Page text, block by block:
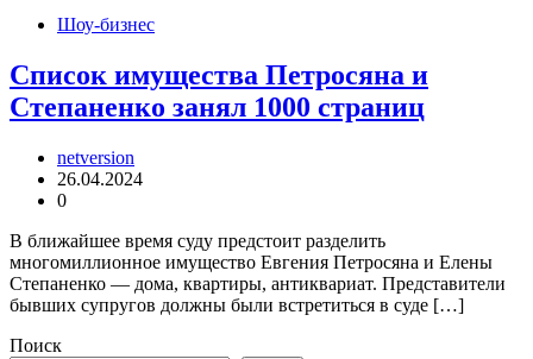
Шоу-бизнес
Список имущества Петросяна и
Степаненко занял 1000 страниц
netversion
26.04.2024
0
В ближайшее время суду предстоит разделить
многомиллионное имущество Евгения Петросяна и Елены
Степаненко — дома, квартиры, антиквариат. Представители
бывших супругов должны были встретиться в суде […]
Поиск